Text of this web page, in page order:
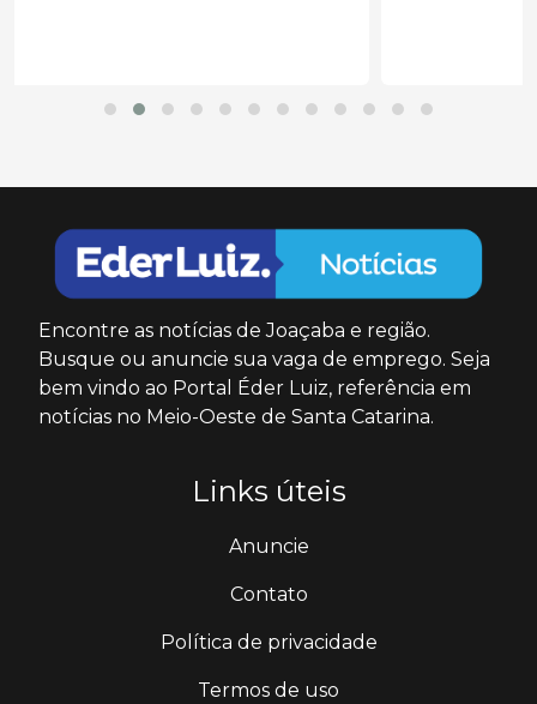
Encontre as notícias de Joaçaba e região.
Busque ou anuncie sua vaga de emprego. Seja
bem vindo ao Portal Éder Luiz, referência em
notícias no Meio-Oeste de Santa Catarina.
Links úteis
Anuncie
Contato
Política de privacidade
Termos de uso